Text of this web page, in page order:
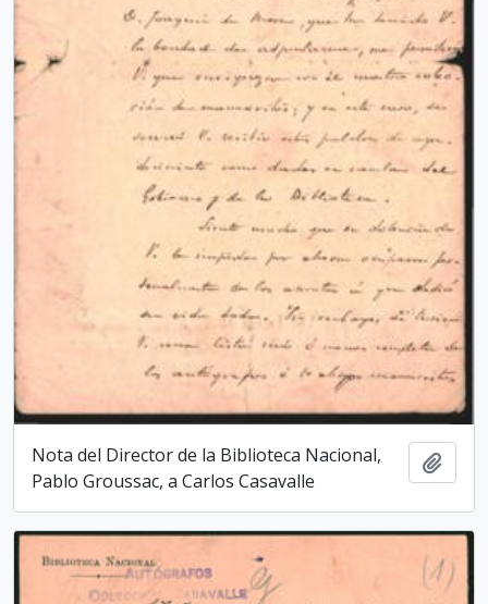
Nota del Director de la Biblioteca Nacio­nal,
Pablo Groussac, a Carlos Casavalle